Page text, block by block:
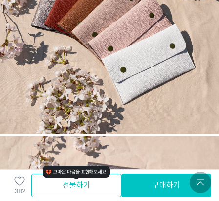
382
선물하기 구매하기